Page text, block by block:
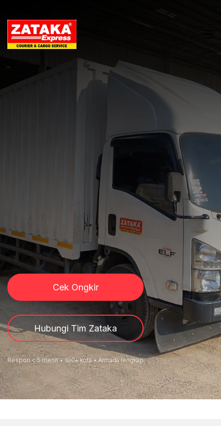
Cek Ongkir
Hubungi Tim Zataka
Respon < 5 menit • 100+ kota • Armada lengkap